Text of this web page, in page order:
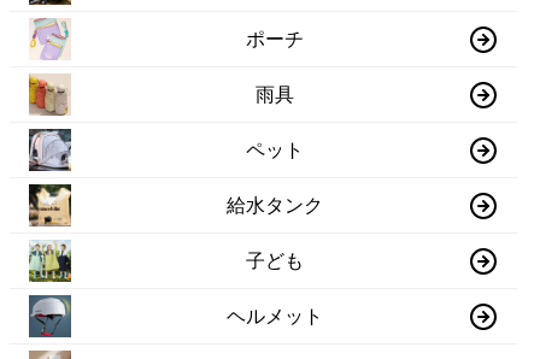
ポーチ
雨具
ペット
給水タンク
子ども
ヘルメット